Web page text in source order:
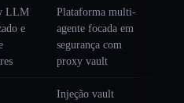
LLM
e
Plataforma multi-
agente focada em
segurança com
proxy vault
Injeção vault